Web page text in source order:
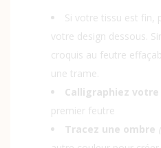
Si votre tissu est fin,
votre design dessous.
croquis au feutre
une trame.
Calligraphiez
premier feutre
Tracez une ombre